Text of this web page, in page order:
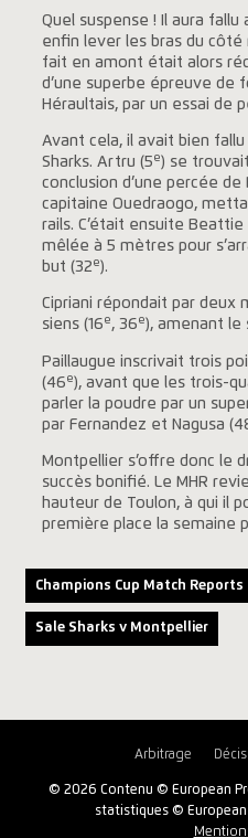
Quel suspense ! Il aura fallu
enfin lever les bras du côté
fait en amont était alors
d’une superbe épreuve de
Héraultais, par un essai de
Avant cela, il avait bien
Sharks. Artru (5e) se
conclusion d’une percée
capitaine Ouedraogo,
rails. C’était ensuite
mêlée à 5 mètres pour
but (32e).
Cipriani répondait par deux
siens (16e, 36e), amenant le
Paillaugue inscrivait trois
(46e), avant que les trois-
parler la poudre par un
par Fernandez et Nagusa
Montpellier s’offre donc le
succès bonifié. Le MHR
hauteur de Toulon, à qui il
première place la semaine
Champions Cup Match Reports
Sale Sharks v Montpellier
Arbitrage
© 2026 Contenu © European
statistiques © European